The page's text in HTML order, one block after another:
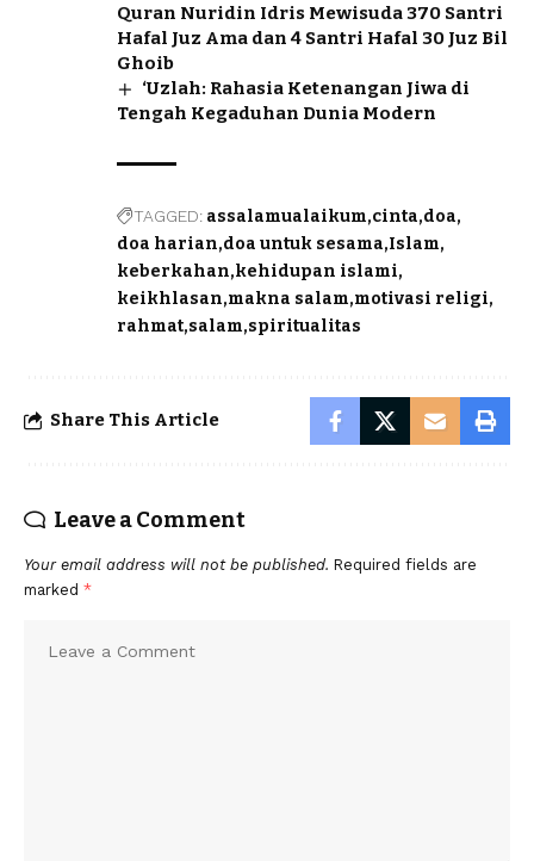
Quran Nuridin Idris Mewisuda 370 Santri
Hafal Juz Ama dan 4 Santri Hafal 30 Juz Bil
Ghoib
‘Uzlah: Rahasia Ketenangan Jiwa di
Tengah Kegaduhan Dunia Modern
TAGGED: assalamualaikum cinta doa
doa harian doa untuk sesama Islam
keberkahan kehidupan islami
keikhlasan makna salam motivasi religi
rahmat salam spiritualitas
Share This Article
Leave a Comment
Your email address will not be published. Required fields are
marked *